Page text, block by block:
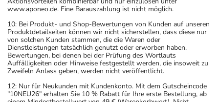
www.aponeo.de. Eine Barauszahlung ist nicht möglich.
10: Bei Produkt- und Shop-Bewertungen von Kunden auf unseren
Produktdetailseiten können wir nicht sicherstellen, dass diese nur
von solchen Kunden stammen, die die Waren oder
Dienstleistungen tatsächlich genutzt oder erworben haben.
Bewertungen, bei denen bei der Prüfung des Wortlauts
Auffälligkeiten oder Hinweise festgestellt werden, die insoweit zu
Zweifeln Anlass geben, werden nicht veröffentlicht.
12: Nur für Neukunden mit Kundenkonto. Mit dem Gutscheincode
"10NEU26" erhalten Sie 10 % Rabatt für Ihre erste Bestellung, ab